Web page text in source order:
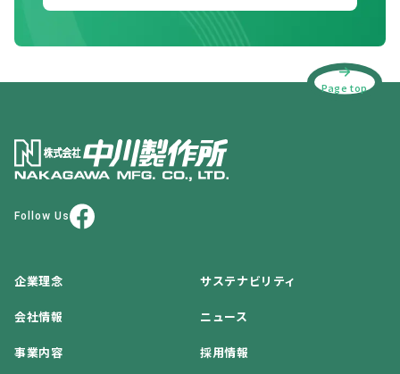
Page top
Follow Us
企業理念 サステナビリティ
会社情報 ニュース
事業内容 採用情報